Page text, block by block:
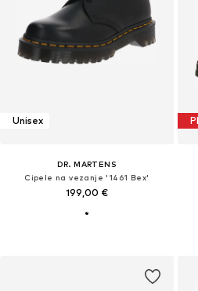
Unisex
DR. MARTENS
Cipele na vezanje '1461 Bex'
199,00 €